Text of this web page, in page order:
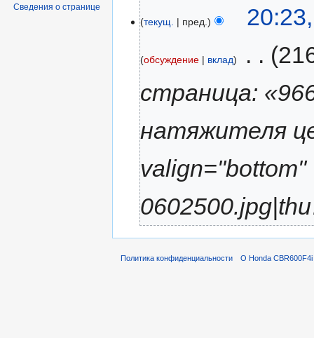
текущ. пред.
обсуждение вклад
страница:
натяжителя
Сведения о странице
Политика конфиденциальности О Honda CBR600F4i